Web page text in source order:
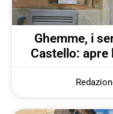
Ghemme, i
Castello: apre